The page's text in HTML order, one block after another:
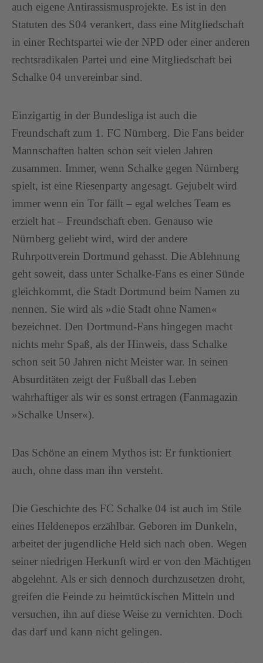
auch eigene Antirassismusprojekte. Es ist in den
Statuten des S04 verankert, dass eine Mitgliedschaft
in einer Rechtspartei wie der NPD oder einer anderen
rechtsradikalen Partei und eine Mitgliedschaft bei
Schalke 04 unvereinbar sind.
Einzigartig in der Bundesliga ist auch die
Freundschaft zum 1. FC Nürnberg. Die Fans beider
Mannschaften halten schon seit vielen Jahren
zusammen. Immer, wenn Schalke gegen Nürnberg
spielt, ist eine Riesenparty angesagt. Gejubelt wird
immer wenn ein Tor fällt – egal welches Team es
erzielt hat – Freundschaft eben. Genauso wie
Nürnberg geliebt wird, wird der andere
Ruhrpottverein Dortmund gehasst. Die Ablehnung
geht soweit, dass unter Schalke-Fans es einer Sünde
gleichkommt, die Stadt Dortmund beim Namen zu
nennen. Sie wird als »die Stadt ohne Namen«
bezeichnet. Den Dortmund-Fans hingegen macht
nichts mehr Spaß, als der Hinweis, dass Schalke
schon seit 50 Jahren nicht Meister war. In seinen
Absurditäten zeigt der Fußball das Leben
wahrhaftiger als wir es sonst ertragen (Fanmagazin
»Schalke Unser«).
Das Schöne an einem Mythos ist: Er funktioniert
auch, ohne dass man ihn versteht.
Die Geschichte des FC Schalke 04 ist auch im Stile
eines Heldenepos erzählbar. Geboren im Dunkeln,
arbeitet der jugendliche Held sich nach oben. Wegen
seiner niedrigen Herkunft wird er von den Mächtigen
abgelehnt. Als er sich dennoch durchzusetzen droht,
greifen die Feinde zu heimtückischen Mitteln und
versuchen, ihn auf diese Weise zu vernichten. Doch
das darf und kann nicht gelingen.